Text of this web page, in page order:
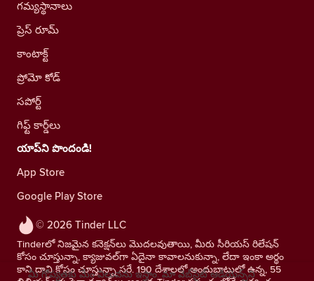
© 2026 Tinder LLC
Tinderలో నిజమైన కనెక్షన్‌లు మొదలవుతాయి, మీరు సీరియస్ రిలేషన్
కోసం చూస్తున్నా, క్యాజువల్‌గా ఏదైనా కావాలనుకున్నా, లేదా ఇంకా అర్థం
కాని దాని కోసం చూస్తున్నా సరే. 190 దేశాలలో అందుబాటులో ఉన్న, 55
గమ్యస్థానాలు
ప్రెస్ రూమ్
కాంటాక్ట్
ప్రోమో కోడ్
సపోర్ట్
గిఫ్ట్ కార్డ్‌లు
యాప్‌ని పొందండి!
App Store
Google Play Store
మీ గోప్యతకు మేం విలువను ఇస్తాం. మా వెబ్‌సైట్ ఆడియెన్స్‌ని